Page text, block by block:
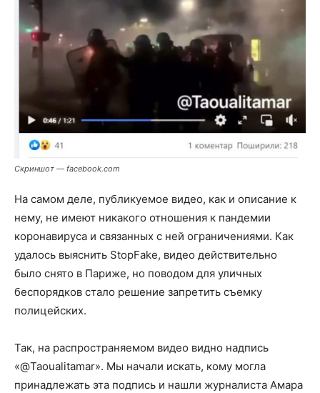
Скриншот — facebook.com
На самом деле, публикуемое видео, как и описание к
нему, не имеют никакого отношения к пандемии
коронавируса и связанных с ней ограничениями. Как
удалось выяснить StopFake, видео действительно
было снято в Париже, но поводом для уличных
беспорядков стало решение запретить съемку
полицейских.
Так, на распространяемом видео видно надпись
«@Taoualitamar». Мы начали искать, кому могла
принадлежать эта подпись и нашли журналиста Амара